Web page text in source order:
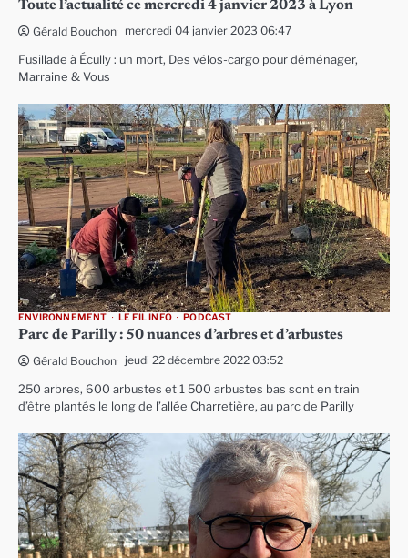
Toute l’actualité ce mercredi 4 janvier 2023 à Lyon
Gérald Bouchon mercredi 04 janvier 2023 06:47
Fusillade à Écully : un mort, Des vélos-cargo pour déménager,
Marraine & Vous
ENVIRONNEMENT LE FIL INFO PODCAST
Parc de Parilly : 50 nuances d’arbres et d’arbustes
Gérald Bouchon jeudi 22 décembre 2022 03:52
250 arbres, 600 arbustes et 1 500 arbustes bas sont en train
d’être plantés le long de l’allée Charretière, au parc de Parilly